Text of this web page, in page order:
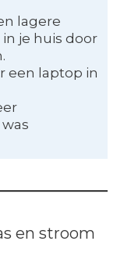
lagere
je huis door
een laptop in
en stroom